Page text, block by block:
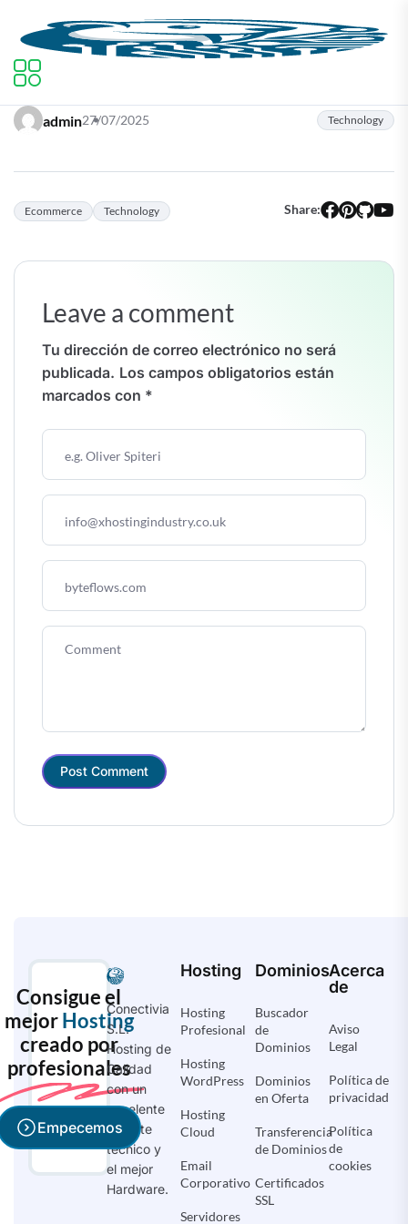
admin27/07/2025 Technology
Ecommerce Technology Share:
Leave a comment
Tu dirección de correo electrónico no será
publicada. Los campos obligatorios están
marcados con *
Post Comment
Consigue el
mejorHosting
creado por
profesionales
Empecemos
Conectivia
S.L.
Hosting de
Calidad
con un
excelente
soporte
técnico y
el mejor
Hardware.
Hosting
Hosting
Profesional
Hosting
WordPress
Hosting
Cloud
Email
Corporativo
Servidores
Dominios
Buscador
de
Dominios
Dominios
en Oferta
Transferencia
de Dominios
Certificados
SSL
Acerca
de
Aviso
Legal
Política de
privacidad
Política
de
cookies